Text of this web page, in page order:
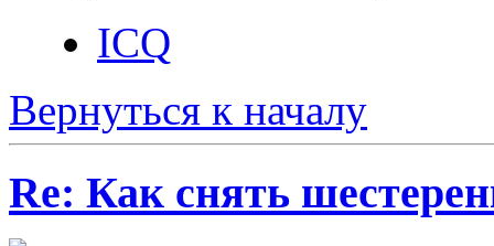
ICQ
Вернуться к началу
Re: Как снять